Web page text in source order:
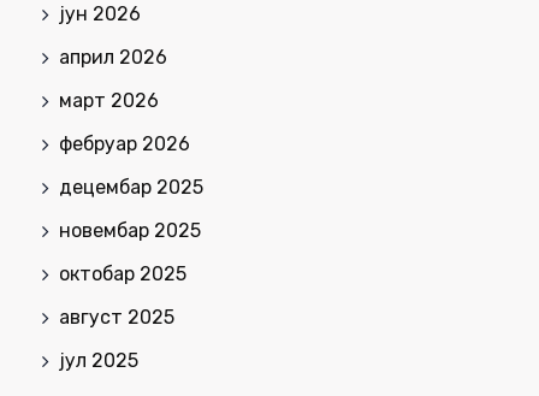
јун 2026
април 2026
март 2026
фебруар 2026
децембар 2025
новембар 2025
октобар 2025
август 2025
јул 2025